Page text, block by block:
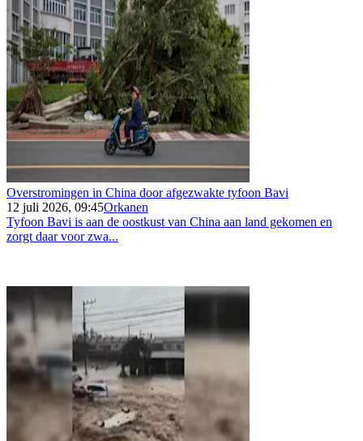
Overstromingen in China door afgezwakte tyfoon Bavi
12 juli 2026, 09:45Orkanen
Tyfoon Bavi is aan de oostkust van China aan land gekomen en
zorgt daar voor zwa...